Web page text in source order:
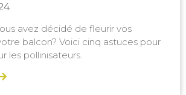
avez décidé de fleurir vos
balcon? Voici cinq astuces pour
les pollinisateurs.